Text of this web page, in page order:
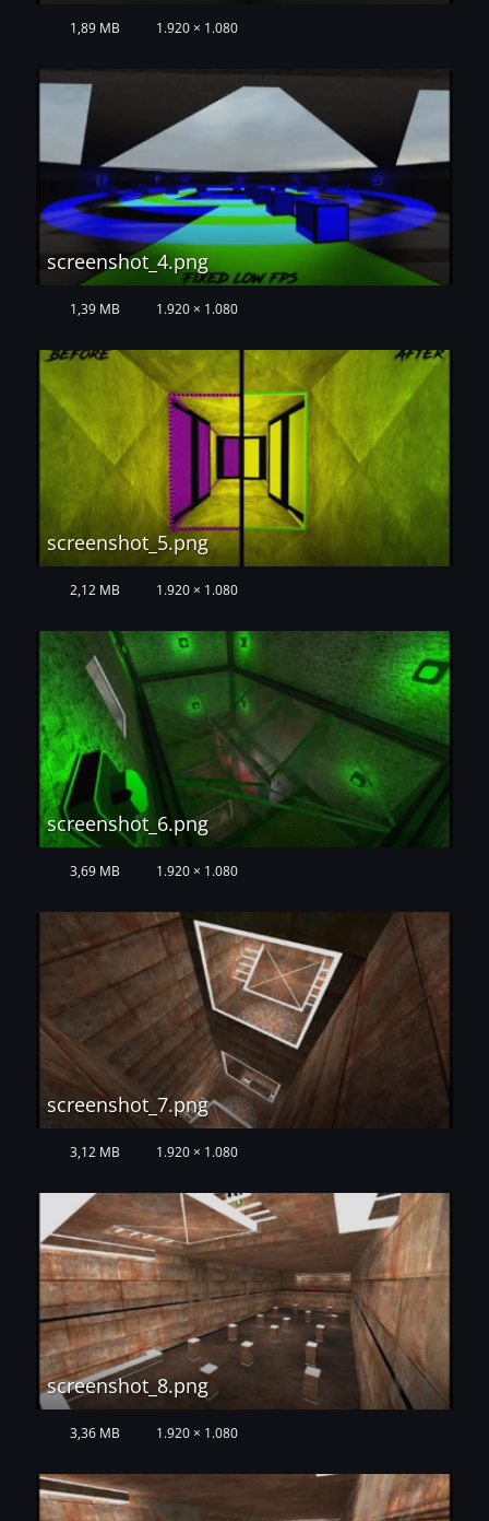
1,89 MB 1.920 × 1.080
screenshot_4.png
1,39 MB 1.920 × 1.080
screenshot_5.png
2,12 MB 1.920 × 1.080
screenshot_6.png
3,69 MB 1.920 × 1.080
screenshot_7.png
3,12 MB 1.920 × 1.080
screenshot_8.png
3,36 MB 1.920 × 1.080